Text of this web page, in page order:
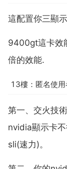
這配置你三顯
9400gt這卡效
倍的效能.
13樓：匿名使
第一、交火技
nvidia顯示卡
sli(速力)。